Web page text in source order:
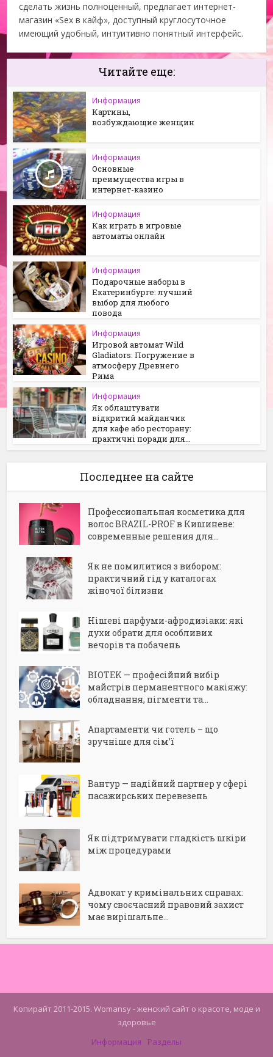
сделать жизнь полноценный, предлагает интернет-
магазин «Sex в кайф», доступный круглосуточное
имеющий удобный, интуитивно понятный интерфейс.
Читайте еще:
Информация
Картины,
возбуждающие женщин
Информация
Основные
преимущества игры в
интернет-казино
Информация
Как играть в игровые
автоматы онлайн
Информация
Подарочные наборы в
Екатеринбурге: лучший
выбор для любого
повода
Информация
Игровой автомат Wild
Gladiators: Погружение в
атмосферу Древнего
Рима
Информация
Як облаштувати
відкритий майданчик
для кафе або ресторану:
практичні поради для...
Последнее на сайте
Профессиональная косметика для
волос BRAZIL-PROF в Кишиневе:
современные решения для...
Як не помилитися з вибором:
практичний гід у каталогах
жіночої білизни
Нішеві парфуми-афродизіаки: які
духи обрати для особливих
вечорів та побачень
BIOTEK — професійний вибір
майстрів перманентного макіяжу:
обладнання, пігменти та...
Апартаменти чи готель – що
зручніше для сім’ї
Вантур — надійний партнер у сфері
пасажирських перевезень
Як підтримувати гладкість шкіри
між процедурами
Адвокат у кримінальних справах:
чому своєчасний правовий захист
має вирішальне...
Копирайт 2011-2015. Womansy - женский сайт о красоте, моде и
здоровье
Информация
Разделы